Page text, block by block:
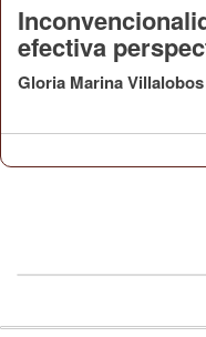
efectiva
Gloria Marina